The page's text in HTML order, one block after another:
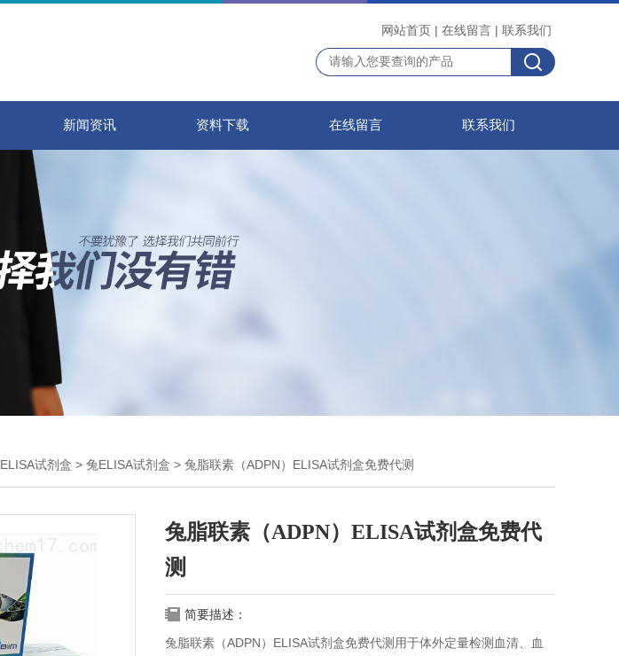
网站首页 | 在线留言 | 联系我们
新闻资讯 资料下载 在线留言 联系我们
ELISA试剂盒 > 兔ELISA试剂盒 > 兔脂联素（ADPN）ELISA试剂盒免费代测
兔脂联素（ADPN）ELISA试剂盒免费代
测
简要描述：
兔脂联素（ADPN）ELISA试剂盒免费代测用于体外定量检测血清、血